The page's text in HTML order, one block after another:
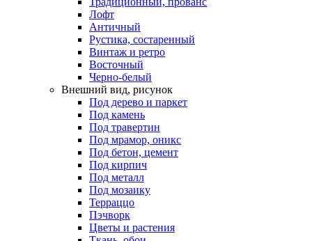
Лофт
Античный
Рустика, состаренный
Винтаж и ретро
Восточный
Черно-белый
Внешний вид, рисунок
Под дерево и паркет
Под камень
Под травертин
Под мрамор, оникс
Под бетон, цемент
Под кирпич
Под металл
Под мозаику
Терраццо
Пэчворк
Цветы и растения